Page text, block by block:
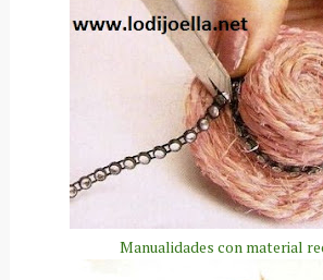
Manualidades con material